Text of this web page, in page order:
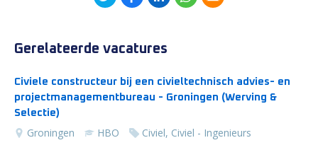
Gerelateerde vacatures
Civiele constructeur bij een civieltechnisch advies- en
projectmanagementbureau - Groningen (Werving &
Selectie)
Groningen HBO Civiel, Civiel - Ingenieurs